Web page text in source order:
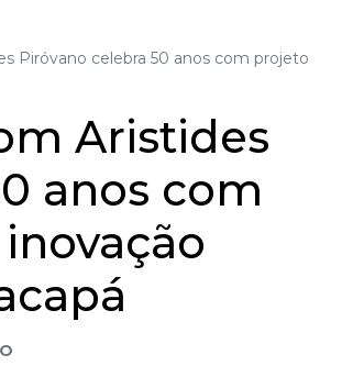
Piróvano celebra 50 anos com projeto
Aristides
anos com